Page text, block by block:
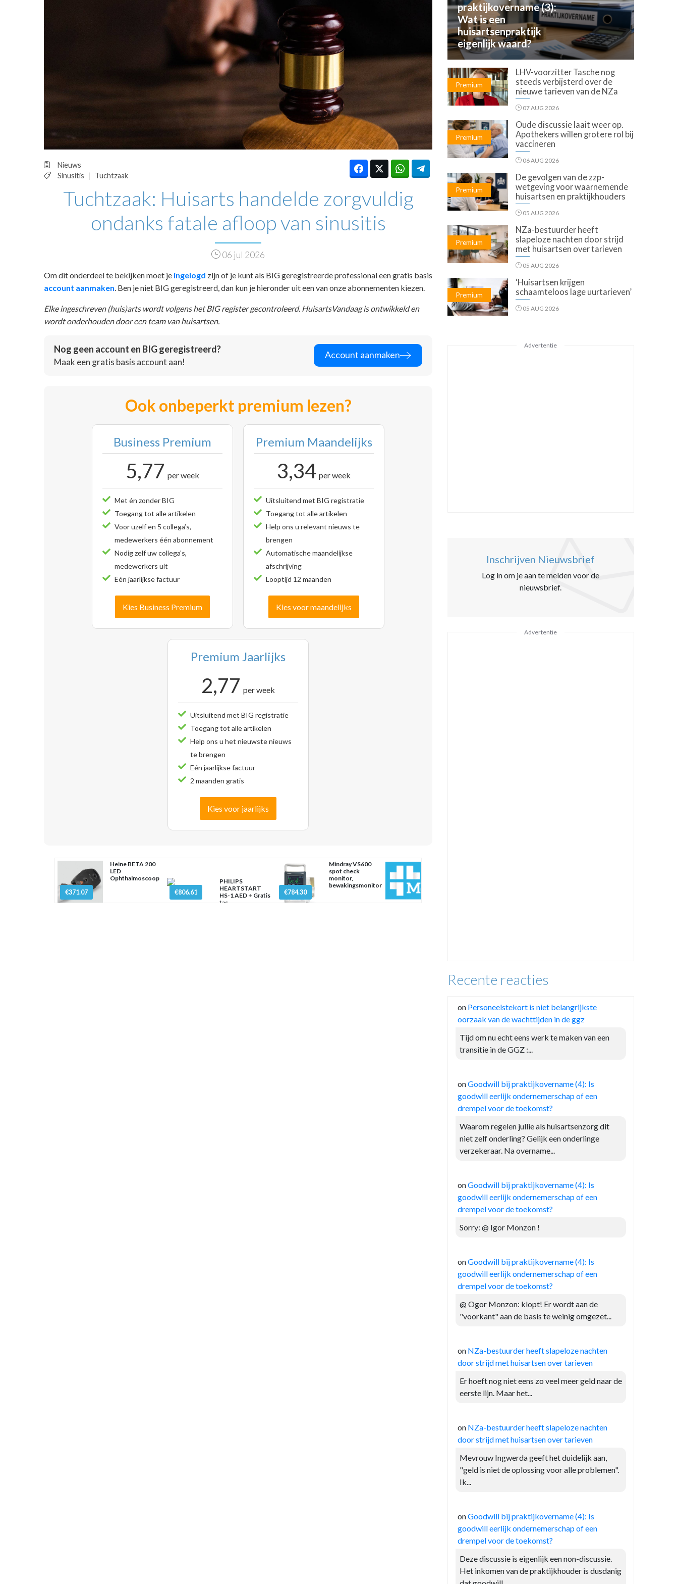
HUISARTSENPOST
PRAKTIJKZAKEN
VPHUISARTSEN
MEDISCHE VAKHANDEL
INLOGGEN
REGISTRATIE
Nieuws
Sinusitis
Tuchtzaak
Tuchtzaak: Huisarts handelde zorgvuldig
ondanks fatale afloop van sinusitis
06 jul 2026
Om dit onderdeel te bekijken moet je ingelogd zijn of je kunt als BIG geregistreerde professional een gratis basis
account aanmaken . Ben je niet BIG geregistreerd, dan kun je hieronder uit een van onze abonnementen kiezen.
Elke ingeschreven (huis)arts wordt volgens het BIG register gecontroleerd. HuisartsVandaag is ontwikkeld en
wordt onderhouden door een team van huisartsen.
Nog geen account en BIG geregistreerd?
Maak een gratis basis account aan!
Account aanmaken
Ook onbeperkt premium lezen?
Business Premium
5,77 per week
Met én zonder BIG
Toegang tot alle artikelen
Voor uzelf en 5 collega’s,
medewerkers één abonnement
Nodig zelf uw collega’s,
medewerkers uit
Eén jaarlijkse factuur
Kies Business Premium
Premium Maandelijks
3,34 per week
Uitsluitend met BIG registratie
Toegang tot alle artikelen
Help ons u relevant nieuws te
brengen
Automatische maandelijkse
afschrijving
Looptijd 12 maanden
Kies voor maandelijks
Premium Jaarlijks
2,77 per week
Uitsluitend met BIG registratie
Toegang tot alle artikelen
Help ons u het nieuwste nieuws
te brengen
Eén jaarlijkse factuur
2 maanden gratis
Kies voor jaarlijks
€371.07
Heine BETA 200
LED
Ophthalmoscoop
€806.61
PHILIPS
HEARTSTART
HS-1 AED + Gratis
tas
€784.30
Mindray VS600
spot check
monitor,
bewakingsmonitor
praktijkovername (3):
Wat is een
huisartsenpraktijk
eigenlijk waard?
Premium
LHV-voorzitter Tasche nog
steeds verbijsterd over de
nieuwe tarieven van de NZa
07 AUG 2026
Premium
Oude discussie laait weer op.
Apothekers willen grotere rol bij
vaccineren
06 AUG 2026
Premium
De gevolgen van de zzp-
wetgeving voor waarnemende
huisartsen en praktijkhouders
05 AUG 2026
Premium
NZa-bestuurder heeft
slapeloze nachten door strijd
met huisartsen over tarieven
05 AUG 2026
Premium
‘Huisartsen krijgen
schaamteloos lage uurtarieven’
05 AUG 2026
Advertentie
Inschrijven Nieuwsbrief
Log in om je aan te melden voor de
nieuwsbrief.
Advertentie
Recente reacties
on Personeelstekort is niet belangrijkste
oorzaak van de wachttijden in de ggz
Tijd om nu echt eens werk te maken van een
transitie in de GGZ :...
onGoodwill bij praktijkovername (4): Is
goodwill eerlijk ondernemerschap of een
drempel voor de toekomst?
Waarom regelen jullie als huisartsenzorg dit
niet zelf onderling? Gelijk een onderlinge
verzekeraar. Na overname...
onGoodwill bij praktijkovername (4): Is
goodwill eerlijk ondernemerschap of een
drempel voor de toekomst?
Sorry: @ Igor Monzon !
onGoodwill bij praktijkovername (4): Is
goodwill eerlijk ondernemerschap of een
drempel voor de toekomst?
@ Ogor Monzon: klopt! Er wordt aan de
"voorkant" aan de basis te weinig omgezet...
on NZa-bestuurder heeft slapeloze nachten
door strijd met huisartsen over tarieven
Er hoeft nog niet eens zo veel meer geld naar de
eerste lijn. Maar het...
on NZa-bestuurder heeft slapeloze nachten
door strijd met huisartsen over tarieven
Mevrouw Ingwerda geeft het duidelijk aan,
"geld is niet de oplossing voor alle problemen".
Ik...
onGoodwill bij praktijkovername (4): Is
goodwill eerlijk ondernemerschap of een
drempel voor de toekomst?
Deze discussie is eigenlijk een non-discussie.
Het inkomen van de praktijkhouder is dusdanig